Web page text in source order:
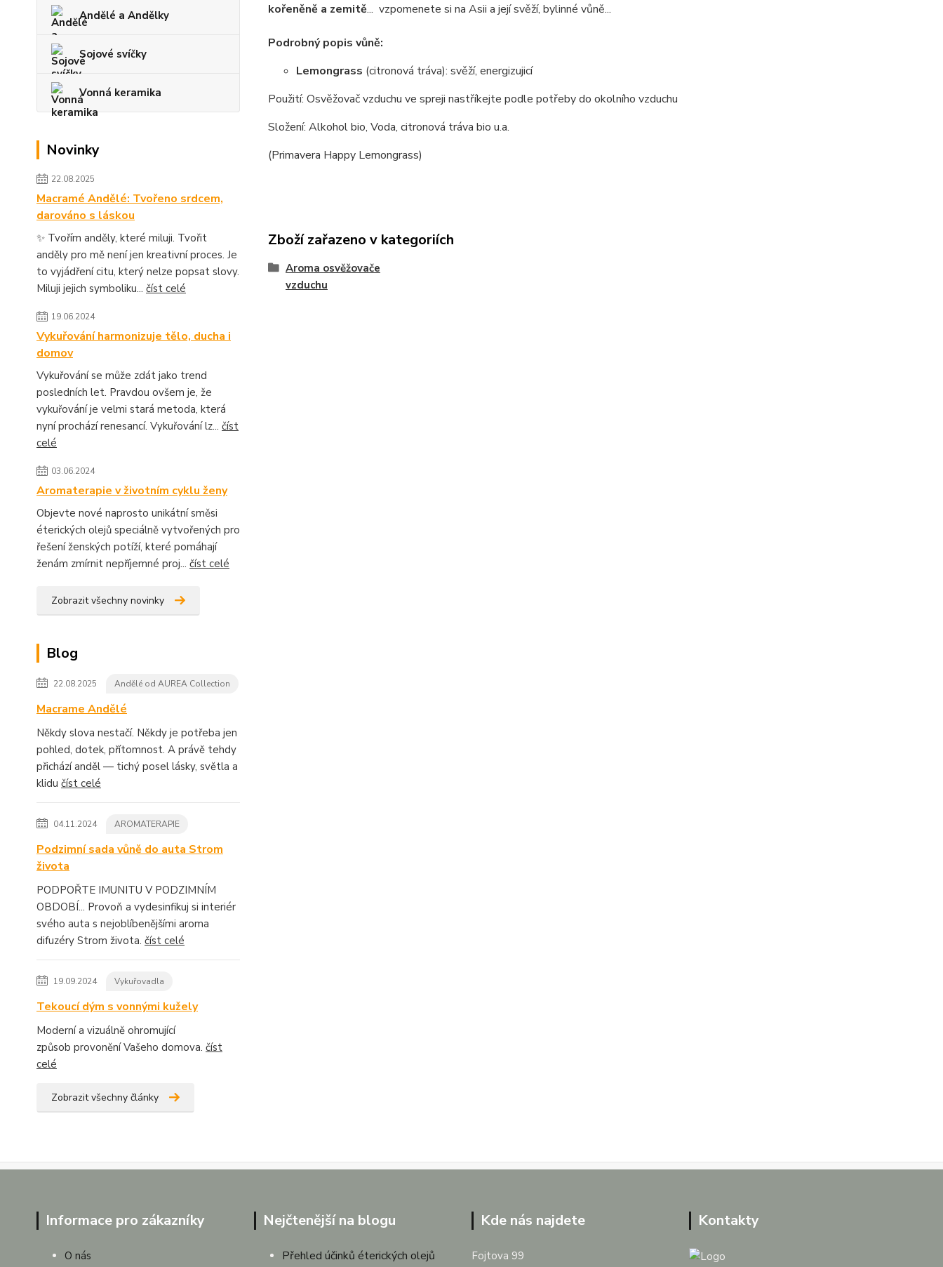
Andělé a Andělky
Sojové svíčky
Vonná keramika
Novinky
22.08.2025
Macramé Andělé: Tvořeno srdcem,
darováno s láskou
✨ Tvořím anděly, které miluji. Tvořit
anděly pro mě není jen kreativní proces. Je
to vyjádření citu, který nelze popsat slovy.
Miluji jejich symboliku... číst celé
19.06.2024
Vykuřování harmonizuje tělo, ducha i
domov
Vykuřování se může zdát jako trend
posledních let. Pravdou ovšem je, že
vykuřování je velmi stará metoda, která
nyní prochází renesancí. Vykuřování lz... číst
celé
03.06.2024
Aromaterapie v životním cyklu ženy
Objevte nové naprosto unikátní směsi
éterických olejů speciálně vytvořených pro
řešení ženských potíží, které pomáhají
ženám zmírnit nepříjemné proj... číst celé
Zobrazit všechny novinky
Blog
22.08.2025 Andělé od AUREA Collection
Macrame Andělé
Někdy slova nestačí. Někdy je potřeba jen
pohled, dotek, přítomnost. A právě tehdy
přichází anděl — tichý posel lásky, světla a
klidu číst celé
04.11.2024 AROMATERAPIE
Podzimní sada vůně do auta Strom
života
PODPOŘTE IMUNITU V PODZIMNÍM
OBDOBÍ... Provoň a vydesinfikuj si interiér
svého auta s nejoblíbenějšími aroma
difuzéry Strom života. číst celé
19.09.2024 Vykuřovadla
Tekoucí dým s vonnými kužely
Moderní a vizuálně ohromující
způsob provonění Vašeho domova. číst
celé
Zobrazit všechny články
kořeněně a zemitě... vzpomenete si na Asii a její svěží, bylinné vůně...
Podrobný popis vůně:
Lemongrass (citronová tráva): svěží, energizujicí
Použití: Osvěžovač vzduchu ve spreji nastříkejte podle potřeby do okolního vzduchu
Složení: Alkohol bio, Voda, citronová tráva bio u.a.
(Primavera Happy Lemongrass)
Zboží zařazeno v kategoriích
Aroma osvěžovače
vzduchu
Informace pro zákazníky
O nás
Nejčtenější na blogu
Přehled účinků éterických olejů
Kde nás najdete
Fojtova 99
Kontakty